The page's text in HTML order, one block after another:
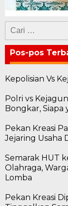
Cari
untuk:
Pos-pos
Kepolisian Vs
Polri vs
Bongkar, Siapa
Pekan Kreasi
Jejaring Usaha
Semarak HUT
Olahraga,
Lomba
Pekan Kreasi